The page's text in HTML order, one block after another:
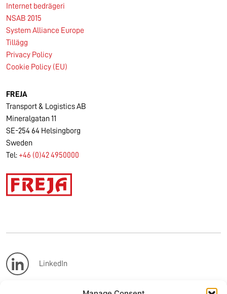
Internet bedrägeri
NSAB 2015
System Alliance Europe
Tillägg
Privacy Policy
Cookie Policy (EU)
FREJA
Transport & Logistics AB
Mineralgatan 11
SE-254 64 Helsingborg
Sweden
Tel: +46 (0)42 4950000
LinkedIn